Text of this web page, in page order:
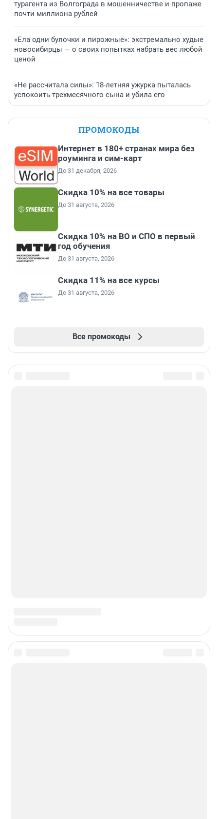
турагента из Волгограда в мошенничестве и пропаже
почти миллиона рублей
«Ела одни булочки и пирожные»: экстремально худые
новосибирцы — о своих попытках набрать вес любой
ценой
«Не рассчитала силы»: 18-летняя ужурка пыталась
успокоить трехмесячного сына и убила его
ПРОМОКОДЫ
Интернет в 180+ странах мира без
роуминга и сим-карт
До 31 декабря, 2026
Скидка 10% на все товары
До 31 августа, 2026
Скидка 10% на ВО и СПО в первый
год обучения
До 31 августа, 2026
Скидка 11% на все курсы
До 31 августа, 2026
Все промокоды